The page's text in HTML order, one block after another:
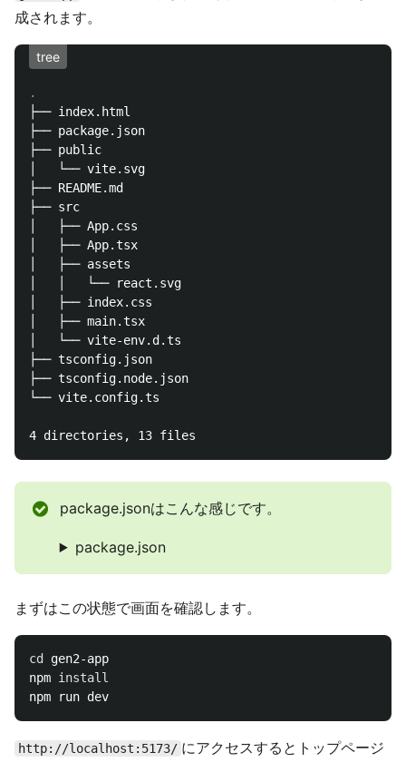
成されます。
tree
├── index.html
├── package.json
├── public
│   └── vite.svg
├── README.md
├── src
│   ├── App.css
│   ├── App.tsx
│   ├── assets
│   │   └── react.svg
│   ├── index.css
│   ├── main.tsx
│   └── vite-env.d.ts
├── tsconfig.json
├── tsconfig.node.json
└── vite.config.ts
package.jsonはこんな感じです。
package.json
まずはこの状態で画面を確認します。
cd gen2-app
npm
http://localhost:5173/ にアクセスするとトップページ